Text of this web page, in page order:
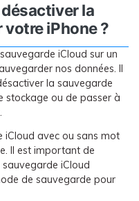
la
iPhone ?
iCloud sur un
nos données. Il
la sauvegarde
stockage ou de passer à
iCloud avec ou sans mot
Il est important de
iCloud
de sauvegarde pour